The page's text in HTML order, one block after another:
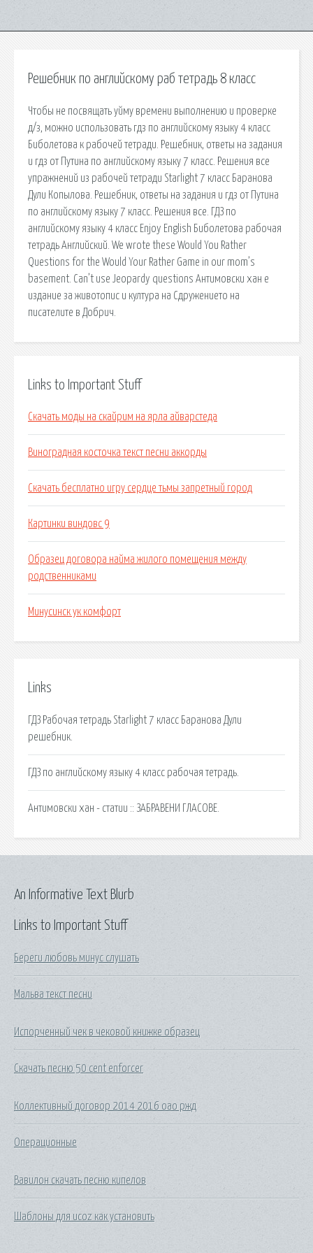
Решебник по английскому раб тетрадь 8 класс
Чтобы не посвящать уйму времени выполнению и проверке
д/з, можно использовать гдз по английскому языку 4 класс
Биболетова к рабочей тетради. Решебник, ответы на задания
и гдз от Путина по английскому языку 7 класс. Решения все
упражнений из рабочей тетради Starlight 7 класс Баранова
Дули Копылова. Решебник, ответы на задания и гдз от Путина
по английскому языку 7 класс. Решения все. ГДЗ по
английскому языку 4 класс Enjoy English Биболетова рабочая
тетрадь Английский. We wrote these Would You Rather
Questions for the Would Your Rather Game in our mom’s
basement. Can’t use Jeopardy questions Антимовски хан е
издание за животопис и култура на Сдружението на
писателите в Добрич.
Links to Important Stuff
Скачать моды на скайрим на ярла айварстеда
Виноградная косточка текст песни аккорды
Скачать бесплатно игру сердце тьмы запретный город
Картинки виндовс 9
Образец договора найма жилого помещения между
родственниками
Минусинск ук комфорт
Links
ГДЗ Рабочая тетрадь Starlight 7 класс Баранова Дули
решебник.
ГДЗ по английскому языку 4 класс рабочая тетрадь.
Антимовски хан - статии :: ЗАБРАВЕНИ ГЛАСОВЕ.
Links to Important Stuff
Береги любовь минус слушать
Мальва текст песни
Испорченный чек в чековой книжке образец
Скачать песню 50 cent enforcer
Коллективный договор 2014 2016 оао ржд
Операционные
Вавилон скачать песню кипелов
Шаблоны для ucoz как установить
An Informative Text Blurb